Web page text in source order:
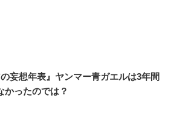
の妄想年表』ヤンマー青ガエルは3年間
かったのでは？